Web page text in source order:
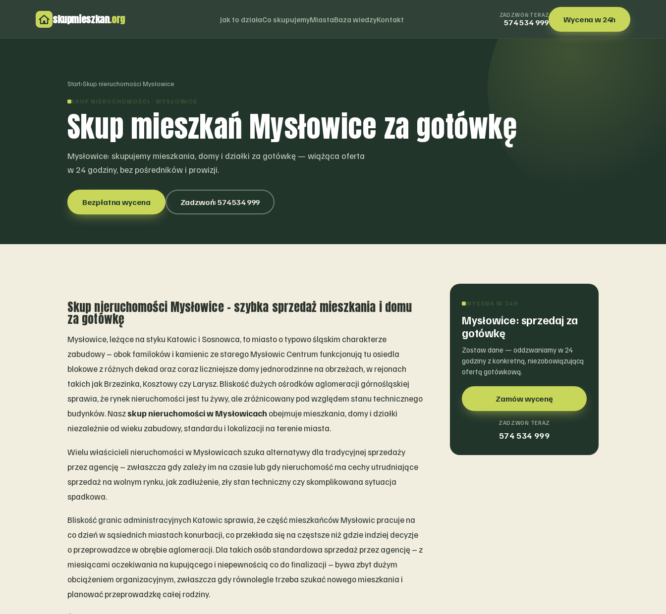
skupmieszkan.org Jak to działaCo skupujemyMiastaBaza wiedzyKontakt
ZADZWOŃ TERAZ
574 534 999 Wycena w 24h
Start›Skup nieruchomości Mysłowice
SKUP NIERUCHOMOŚCI · MYSŁOWICE
Skup mieszkań Mysłowice za gotówkę
Mysłowice: skupujemy mieszkania, domy i działki za gotówkę — wiążąca oferta
w 24 godziny, bez pośredników i prowizji.
Bezpłatna wycena Zadzwoń: 574 534 999
Skup nieruchomości Mysłowice – szybka sprzedaż mieszkania i domu
za gotówkę
Mysłowice, leżące na styku Katowic i Sosnowca, to miasto o typowo śląskim charakterze
zabudowy – obok familoków i kamienic ze starego Mysłowic Centrum funkcjonują tu osiedla
blokowe z różnych dekad oraz coraz liczniejsze domy jednorodzinne na obrzeżach, w rejonach
takich jak Brzezinka, Kosztowy czy Larysz. Bliskość dużych ośrodków aglomeracji górnośląskiej
sprawia, że rynek nieruchomości jest tu żywy, ale zróżnicowany pod względem stanu technicznego
budynków. Naszskup nieruchomości w Mysłowicach obejmuje mieszkania, domy i działki
niezależnie od wieku zabudowy, standardu i lokalizacji na terenie miasta.
Wielu właścicieli nieruchomości w Mysłowicach szuka alternatywy dla tradycyjnej sprzedaży
przez agencję – zwłaszcza gdy zależy im na czasie lub gdy nieruchomość ma cechy utrudniające
sprzedaż na wolnym rynku, jak zadłużenie, zły stan techniczny czy skomplikowana sytuacja
spadkowa.
Bliskość granic administracyjnych Katowic sprawia, że część mieszkańców Mysłowic pracuje na
co dzień w sąsiednich miastach konurbacji, co przekłada się na częstsze niż gdzie indziej decyzje
o przeprowadzce w obrębie aglomeracji. Dla takich osób standardowa sprzedaż przez agencję – z
miesiącami oczekiwania na kupującego i niepewnością co do finalizacji – bywa zbyt dużym
obciążeniem organizacyjnym, zwłaszcza gdy równolegle trzeba szukać nowego mieszkania i
planować przeprowadzkę całej rodziny.
WYCENA W 24H
Mysłowice: sprzedaj za
gotówkę
Zostaw dane — oddzwaniamy w 24
godziny z konkretną, niezobowiązującą
ofertą gotówkową.
Zamów wycenę
ZADZWOŃ TERAZ
574 534 999